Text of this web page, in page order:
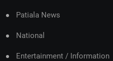
Patiala News
National
Entertainment / Information